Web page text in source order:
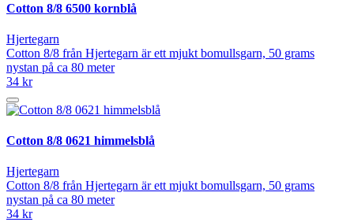
Cotton 8/8 6500 kornblå
Hjertegarn
Cotton 8/8 från Hjertegarn är ett mjukt bomullsgarn, 50 grams
nystan på ca 80 meter
34 kr
Cotton 8/8 0621 himmelsblå
Hjertegarn
Cotton 8/8 från Hjertegarn är ett mjukt bomullsgarn, 50 grams
nystan på ca 80 meter
34 kr